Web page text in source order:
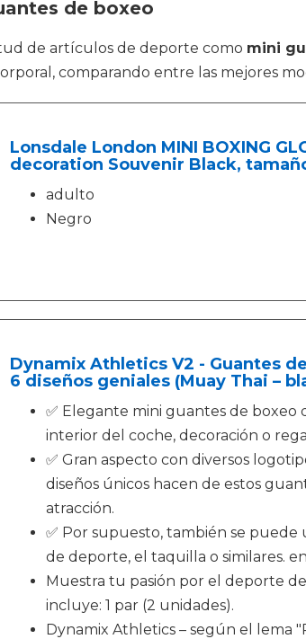
de boxeo
de artículos de deporte como mini
comparando entre las mejores
Lonsdale London MINI BOXING
decoration Souvenir Black,
adulto
Negro
Dynamix Athletics V2 - Guantes
6 diseños geniales (Muay Thai –
✅ Elegante mini guantes de boxeo
interior del coche, decoración o
✅ Gran aspecto con diversos
diseños únicos hacen de estos
atracción.
✅ Por supuesto, también se
de deporte, el taquilla o similares.
Muestra tu pasión por el deporte
incluye: 1 par (2 unidades).
Dynamix Athletics – según el lema